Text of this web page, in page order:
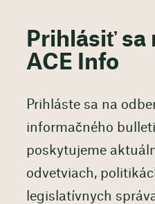
Prihlásiť sa
ACE Info
Prihláste sa na
informačného
poskytujeme
odvetviach,
legislatívnych